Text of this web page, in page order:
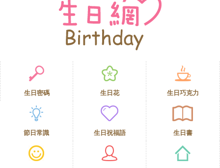
生日密碼 生日花 生日巧克力
節日常識 生日祝福語 生日書